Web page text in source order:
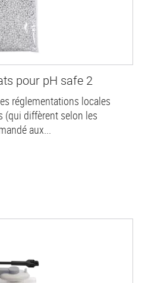
pour pH safe 2
réglementations locales
(qui diffèrent selon les
aux...